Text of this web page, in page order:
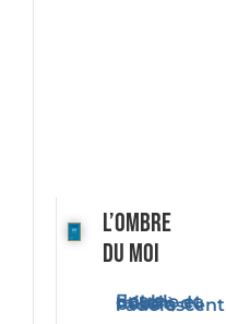
L’ombre
du moi
Entre double et miroir, du bébé à l'adolescent